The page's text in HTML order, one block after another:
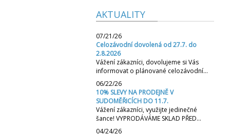
AKTUALITY
07/21/26
Celozávodní dovolená od 27.7. do
2.8.2026
Vážení zákazníci, dovolujeme si Vás
informovat o plánované celozávodní…
06/22/26
10% SLEVY NA PRODEJNĚ V
SUDOMĚŘICÍCH DO 11.7.
Vážení zákazníci, využijte jedinečné
šance! VYPRODÁVÁME SKLAD PŘED…
04/24/26